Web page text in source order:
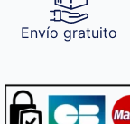
Envío gratuito